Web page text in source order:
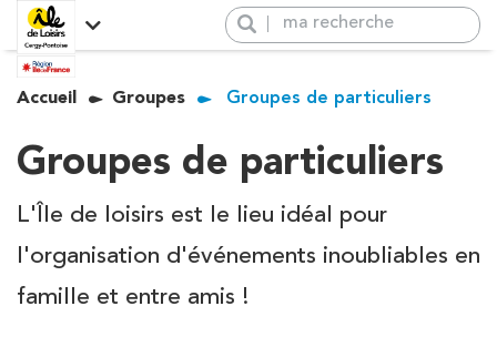
Cergy Pontoise
Activités
Activités
Groupes
Hébergement & Restauration
Salles
Newsletter
Accueil Groupes Groupes de particuliers
Groupes de particuliers
L'Île de loisirs est le lieu idéal pour
l'organisation d'événements inoubliables en
famille et entre amis !
−
Panneau de gestion des cookies